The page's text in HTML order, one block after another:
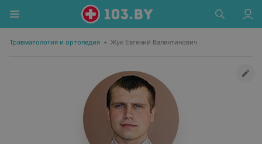
Травматология и ортопедия • Жук Евгений Валентинович